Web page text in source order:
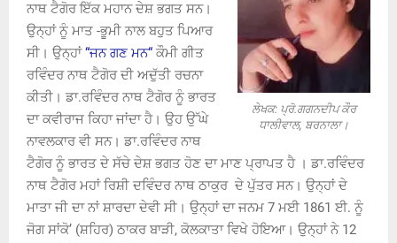
ਲੇਖਕ: ਪ੍ਰੋ.ਗਗਨਦੀਪ ਕੌਰ
ਧਾਲੀਵਾਲ, ਬਰਨਾਲਾ।
ਨਾਥ ਟੈਗੋਰ ਇੱਕ ਮਹਾਨ ਦੇਸ਼ ਭਗਤ ਸਨ।
ਉਨ੍ਹਾਂ ਨੂੰ ਮਾਤ -ਭੂਮੀ ਨਾਲ ਬਹੁਤ ਪਿਆਰ
ਸੀ। ਉਨ੍ਹਾਂ“ਜਨ ਗਣ ਮਨ“ ਕੌਮੀ ਗੀਤ
ਰਵਿੰਦਰ ਨਾਥ ਟੈਗੋਰ ਦੀ ਅਦੁੱਤੀ ਰਚਨਾ
ਕੀਤੀ। ਡਾ.ਰਵਿੰਦਰ ਨਾਥ ਟੈਗੋਰ ਨੂੰ ਭਾਰਤ
ਦਾ ਕਵੀਰਾਜ ਕਿਹਾ ਜਾਂਦਾ ਹੈ। ਉਹ ਉੱਘੇ
ਨਾਵਲਕਾਰ ਵੀ ਸਨ। ਡਾ.ਰਵਿੰਦਰ ਨਾਥ
ਟੈਗੋਰ ਨੂੰ ਭਾਰਤ ਦੇ ਸੱਚੇ ਦੇਸ਼ ਭਗਤ ਹੋਣ ਦਾ ਮਾਣ ਪ੍ਰਾਪਤ ਹੈ । ਡਾ.ਰਵਿੰਦਰ
ਨਾਥ ਟੈਗੋਰ ਮਹਾਂ ਰਿਸ਼ੀ ਦਵਿੰਦਰ ਨਾਥ ਠਾਕੁਰ ਦੇ ਪੁੱਤਰ ਸਨ। ਉਨ੍ਹਾਂ ਦੇ
ਮਾਤਾ ਜੀ ਦਾ ਨਾਂ ਸ਼ਾਰਦਾ ਦੇਵੀ ਸੀ। ਉਨ੍ਹਾਂ ਦਾ ਜਨਮ 7 ਮਈ 1861 ਈ. ਨੂੰ
ਜੋਗ ਸਾਂਕੋ’ (ਸ਼ਹਿਰ) ਠਾਕਰ ਬਾੜੀ, ਕੋਲਕਾਤਾ ਵਿਖੇ ਹੋਇਆ। ਉਨ੍ਹਾਂ ਨੇ 12